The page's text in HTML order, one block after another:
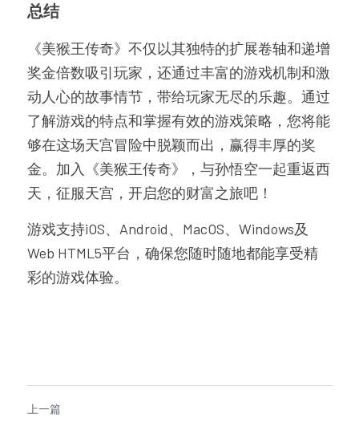
总结
《美猴王传奇》不仅以其独特的扩展卷轴和递增
奖金倍数吸引玩家，还通过丰富的游戏机制和激
动人心的故事情节，带给玩家无尽的乐趣。通过
了解游戏的特点和掌握有效的游戏策略，您将能
够在这场天宫冒险中脱颖而出，赢得丰厚的奖
金。加入《美猴王传奇》，与孙悟空一起重返西
天，征服天宫，开启您的财富之旅吧！
游戏支持iOS、Android、MacOS、Windows及
Web HTML5平台，确保您随时随地都能享受精
彩的游戏体验。
上一篇